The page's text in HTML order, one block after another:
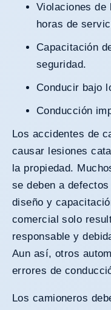
Violaciones de la ley federal relativas a las
horas de
Capacitación deficiente en materia de
seguridad.
Conducir
Conducción
Los accidentes de
causar lesiones
la propiedad.
se deben a
diseño y
comercial solo
responsable y
Aun así, otros
errores de
Los camioneros